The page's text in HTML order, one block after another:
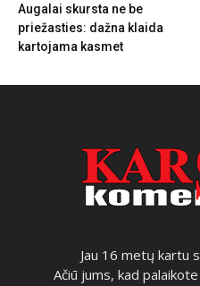
Augalai skursta ne be
priežasties: dažna klaida
kartojama kasmet
Jau 16 metų kartu
Ačiū jums, kad